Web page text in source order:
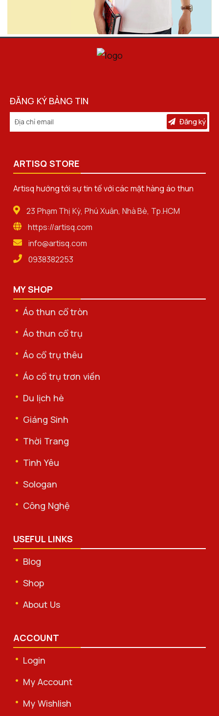
ĐĂNG KÝ BẢNG TIN
Đăng ký
ARTISQ STORE
Artisq hướng tới sự tin tế với các mặt hàng áo thun
23 Phạm Thị Kỳ, Phú Xuân, Nhà Bè, Tp.HCM
https://artisq.com
info@artisq.com
0938382253
MY SHOP
Áo thun cổ tròn
Áo thun cổ trụ
Áo cổ trụ thêu
Áo cổ trụ trơn viền
Du lịch hè
Giáng Sinh
Thời Trang
Tình Yêu
Sologan
Công Nghệ
USEFUL LINKS
Blog
Shop
About Us
ACCOUNT
Login
My Account
My Wishlish